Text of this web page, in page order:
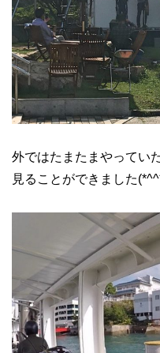
外ではたまたまやってい
見ることができました